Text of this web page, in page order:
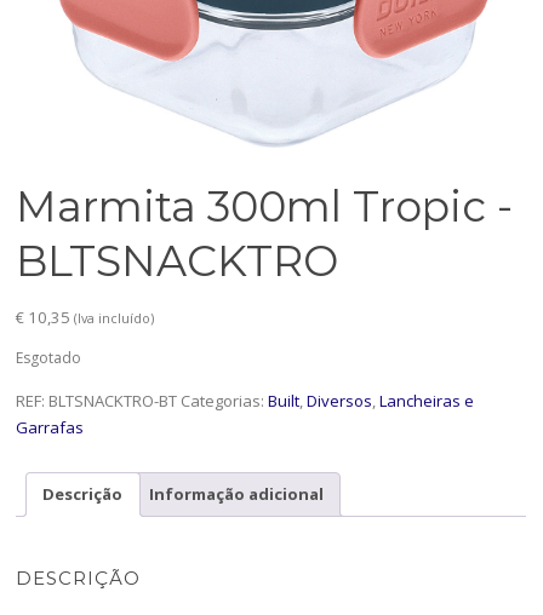
Marmita 300ml Tropic -
BLTSNACKTRO
€ 10,35 (Iva incluído)
Esgotado
REF: BLTSNACKTRO-BT Categorias:Built ,Diversos ,Lancheiras e
Garrafas
Descrição Informação adicional
DESCRIÇÃO